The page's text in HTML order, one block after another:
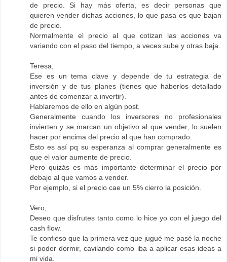
de precio. Si hay más oferta, es decir personas que
quieren vender dichas acciones, lo que pasa es que bajan
de precio.
Normalmente el precio al que cotizan las acciones va
variando con el paso del tiempo, a veces sube y otras baja.
Teresa,
Ese es un tema clave y depende de tu estrategia de
inversión y de tus planes (tienes que haberlos detallado
antes de comenzar a invertir).
Hablaremos de ello en algún post.
Generalmente cuando los inversores no profesionales
invierten y se marcan un objetivo al que vender, lo suelen
hacer por encima del precio al que han comprado.
Esto es así pq su esperanza al comprar generalmente es
que el valor aumente de precio.
Pero quizás es más importante determinar el precio por
debajo al que vamos a vender.
Por ejemplo, si el precio cae un 5% cierro la posición.
Vero,
Deseo que disfrutes tanto como lo hice yo con el juego del
cash flow.
Te confieso que la primera vez que jugué me pasé la noche
si poder dormir, cavilando como iba a aplicar esas ideas a
mi vida.